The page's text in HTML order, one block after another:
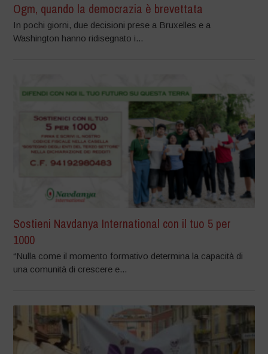
Ogm, quando la democrazia è brevettata
In pochi giorni, due decisioni prese a Bruxelles e a
Washington hanno ridisegnato i...
Sostieni Navdanya International con il tuo 5 per
1000
“Nulla come il momento formativo determina la capacità di
una comunità di crescere e...